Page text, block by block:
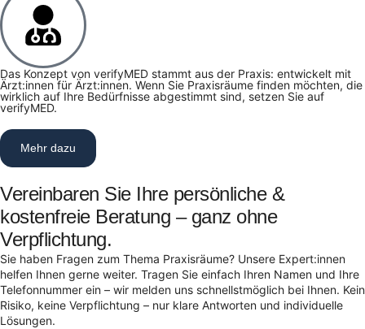
Das Konzept von verifyMED stammt aus der Praxis: entwickelt mit
Ärzt:innen für Ärzt:innen. Wenn Sie Praxisräume finden möchten, die
wirklich auf Ihre Bedürfnisse abgestimmt sind, setzen Sie auf
verifyMED.
Mehr dazu
Vereinbaren Sie Ihre persönliche &
kostenfreie Beratung – ganz ohne
Verpflichtung.
Sie haben Fragen zum Thema Praxisräume? Unsere Expert:innen
helfen Ihnen gerne weiter. Tragen Sie einfach Ihren Namen und Ihre
Telefonnummer ein – wir melden uns schnellstmöglich bei Ihnen. Kein
Risiko, keine Verpflichtung – nur klare Antworten und individuelle
Lösungen.